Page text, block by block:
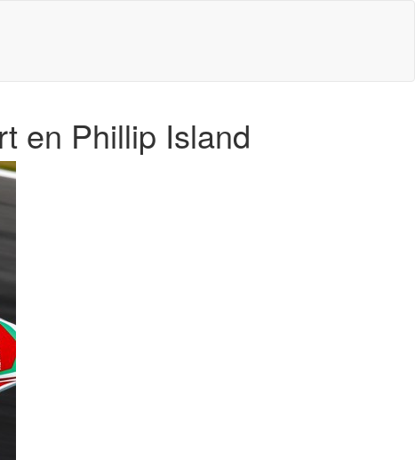
en Phillip Island